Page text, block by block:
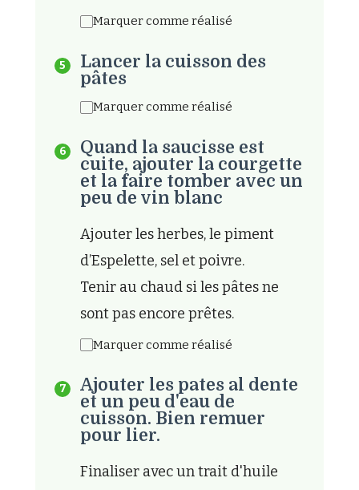
Marquer comme réalisé
Lancer la cuisson des
pâtes
Marquer comme réalisé
Quand la saucisse est
cuite, ajouter la courgette
et la faire tomber avec un
peu de vin blanc
Ajouter les herbes, le piment
d’Espelette, sel et poivre.
Tenir au chaud si les pâtes ne
sont pas encore prêtes.
Marquer comme réalisé
Ajouter les pates al dente
et un peu d'eau de
cuisson. Bien remuer
pour lier.
Finaliser avec un trait d'huile